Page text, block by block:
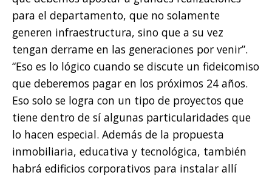
para el departamento, que no solamente
generen infraestructura, sino que a su vez
tengan derrame en las generaciones por venir”.
“Eso es lo lógico cuando se discute un fideicomiso
que deberemos pagar en los próximos 24 años.
Eso solo se logra con un tipo de proyectos que
tiene dentro de sí algunas particularidades que
lo hacen especial. Además de la propuesta
inmobiliaria, educativa y tecnológica, también
habrá edificios corporativos para instalar allí